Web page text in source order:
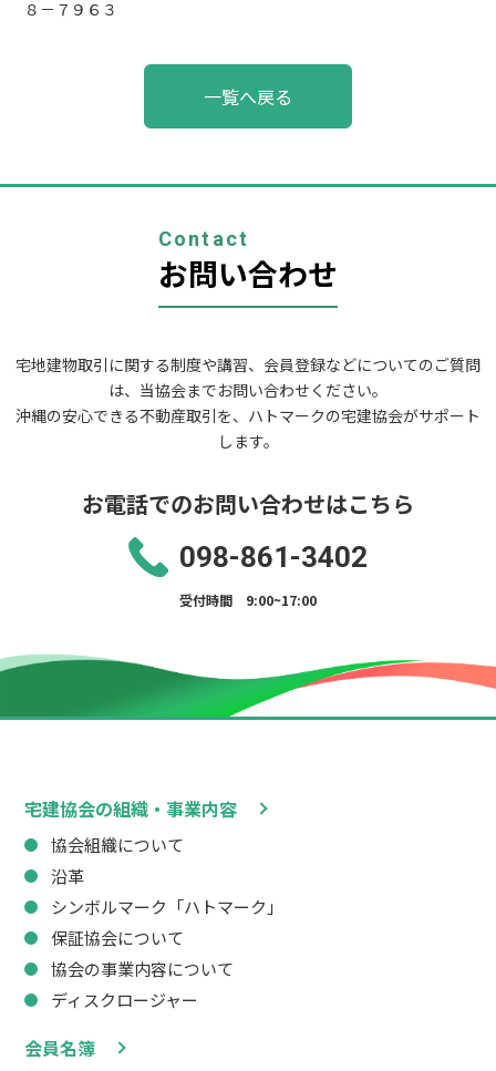
８－７９６３
ー
一覧へ戻る
Contact
お問い合わせ
宅地建物取引に関する制度や講習、会員登録などについてのご質問
は、当協会までお問い合わせください。
沖縄の安心できる不動産取引を、ハトマークの宅建協会がサポート
します。
お電話でのお問い合わせはこちら
098-861-3402
受付時間 9:00~17:00
宅建協会の組織・事業内容
協会組織について
沿革
シンボルマーク「ハトマーク」
保証協会について
協会の事業内容について
ディスクロージャー
会員名簿